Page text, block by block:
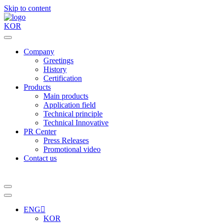
Skip to content
KOR
Company
Greetings
History
Certification
Products
Main products
Application field
Technical principle
Technical Innovative
PR Center
Press Releases
Promotional video
Contact us
ENG
KOR